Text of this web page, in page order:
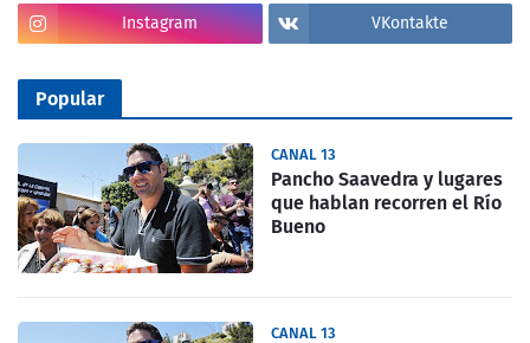
Instagram VKontakte
Popular
CANAL 13
Pancho Saavedra y lugares
que hablan recorren el Río
Bueno
CANAL 13